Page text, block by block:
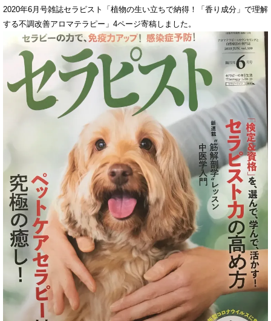
2020年6月号雑誌セラピスト「植物の生い立ちで納得！「香り成分」で理解
する不調改善アロマテラピー」4ページ寄稿しました。